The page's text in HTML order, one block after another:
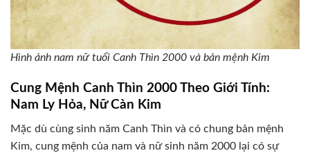
Hình ảnh nam nữ tuổi Canh Thìn 2000 và bản mệnh Kim
Cung Mệnh Canh Thìn 2000 Theo Giới Tính:
Nam Ly Hỏa, Nữ Càn Kim
Mặc dù cùng sinh năm Canh Thìn và có chung bản mệnh
Kim, cung mệnh của nam và nữ sinh năm 2000 lại có sự